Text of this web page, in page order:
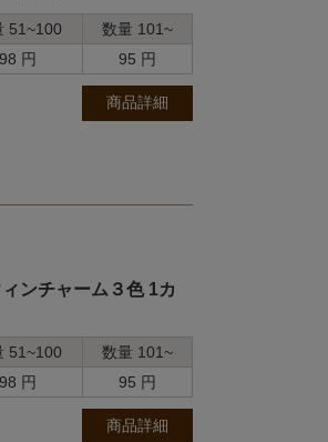
51~100
数量 101~
98 円 95 円
商品詳細
ンチャーム３色 1カ
51~100
数量 101~
98 円 95 円
商品詳細